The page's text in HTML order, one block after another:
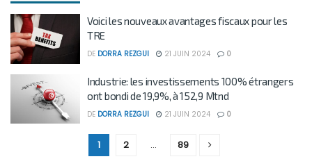
Voici les nouveaux avantages fiscaux pour les
TRE
DE DORRA REZGUI 21 JUIN 2024 0
Industrie: les investissements 100% étrangers
ont bondi de 19,9%, à 152,9 Mtnd
DE DORRA REZGUI 21 JUIN 2024 0
1 2 … 89